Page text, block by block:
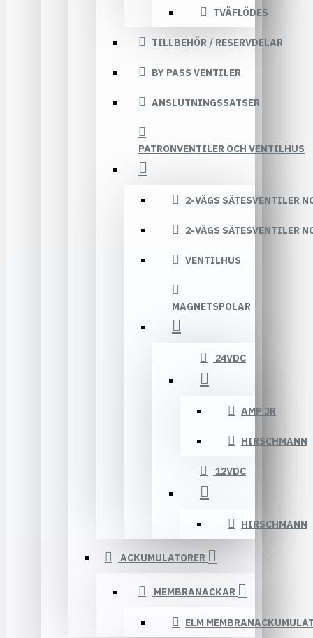
TVÅFLÖDES
TILLBEHÖR / RESERVDELAR
BY PASS VENTILER
ANSLUTNINGSSATSER
PATRONVENTILER OCH VENTILHUS
2-VÄGS SÄTESVENTILER
2-VÄGS SÄTESVENTILER
VENTILHUS
MAGNETSPOLAR
24VDC
AMP JR
HIRSCHMANN
12VDC
HIRSCHMANN
ACKUMULATORER
MEMBRANACKAR
ELM